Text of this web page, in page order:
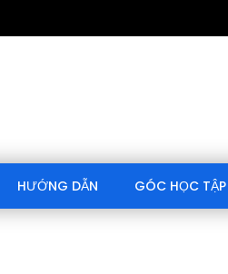
HƯỚNG DẪN GÓC HỌC TẬP